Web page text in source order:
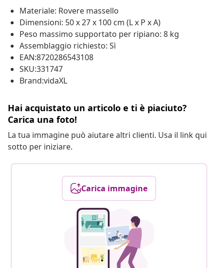
Materiale: Rovere massello
Dimensioni: 50 x 27 x 100 cm (L x P x A)
Peso massimo supportato per ripiano: 8 kg
Assemblaggio richiesto: Sì
EAN:8720286543108
SKU:331747
Brand:vidaXL
Hai acquistato un articolo e ti è piaciuto?
Carica una foto!
La tua immagine può aiutare altri clienti. Usa il link qui
sotto per iniziare.
Carica immagine